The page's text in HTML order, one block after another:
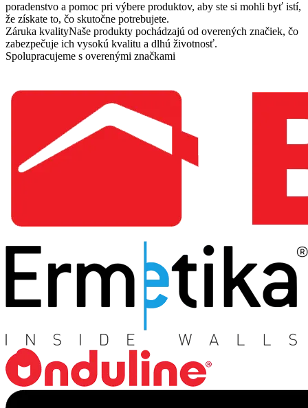
poradenstvo a pomoc pri výbere produktov, aby ste si mohli byť istí,
že získate to, čo skutočne potrebujete.
Záruka kvalityNaše produkty pochádzajú od overených značiek, čo
zabezpečuje ich vysokú kvalitu a dlhú životnosť.
Spolupracujeme s overenými značkami